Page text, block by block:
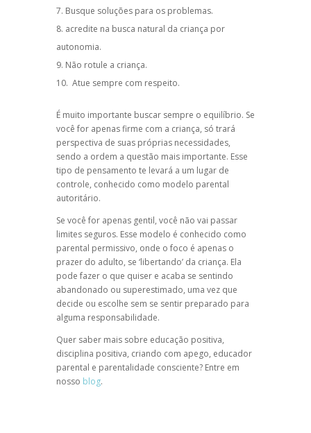
Busque soluções para os problemas.
acredite na busca natural da criança por
autonomia.
Não rotule a criança.
Atue sempre com respeito.
É muito importante buscar sempre o equilíbrio. Se
você for apenas firme com a criança, só trará
perspectiva de suas próprias necessidades,
sendo a ordem a questão mais importante. Esse
tipo de pensamento te levará a um lugar de
controle, conhecido como modelo parental
autoritário.
Se você for apenas gentil, você não vai passar
limites seguros. Esse modelo é conhecido como
parental permissivo, onde o foco é apenas o
prazer do adulto, se ‘libertando’ da criança. Ela
pode fazer o que quiser e acaba se sentindo
abandonado ou superestimado, uma vez que
decide ou escolhe sem se sentir preparado para
alguma responsabilidade.
Quer saber mais sobre educação positiva,
disciplina positiva, criando com apego, educador
parental e parentalidade consciente? Entre em
nosso blog.